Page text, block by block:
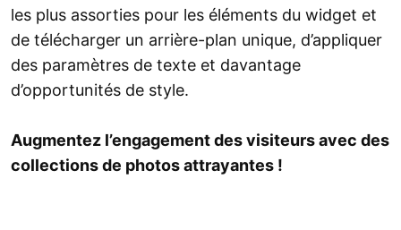
les plus assorties pour les éléments du widget et
de télécharger un arrière-plan unique, d’appliquer
des paramètres de texte et davantage
d’opportunités de style.
Augmentez l’engagement des visiteurs avec des
collections de photos attrayantes !